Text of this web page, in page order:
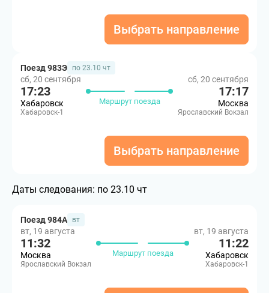
Выбрать направление
Поезд 983Э по 23.10 чт
сб, 20 сентября
17:23
Хабаровск
Хабаровск-1
Маршрут поезда
сб, 20 сентября
17:17
Москва
Ярославский Вокзал
Выбрать направление
Даты следования: по 23.10 чт
Поезд 984А вт
вт, 19 августа
11:32
Москва
Ярославский Вокзал
Маршрут поезда
вт, 19 августа
11:22
Хабаровск
Хабаровск-1